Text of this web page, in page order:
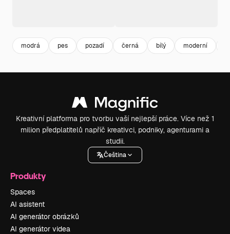
modrá pes pozadí černá bílý moderní
Kreativní platforma pro tvorbu vaší nejlepší práce. Více než 1
milion předplatitelů napříč kreativci, podniky, agenturami a
studii.
Čeština
Produkty
Spaces
AI asistent
AI generátor obrázků
AI generátor videa